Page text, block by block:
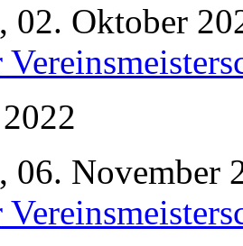
02. Oktober
06. November